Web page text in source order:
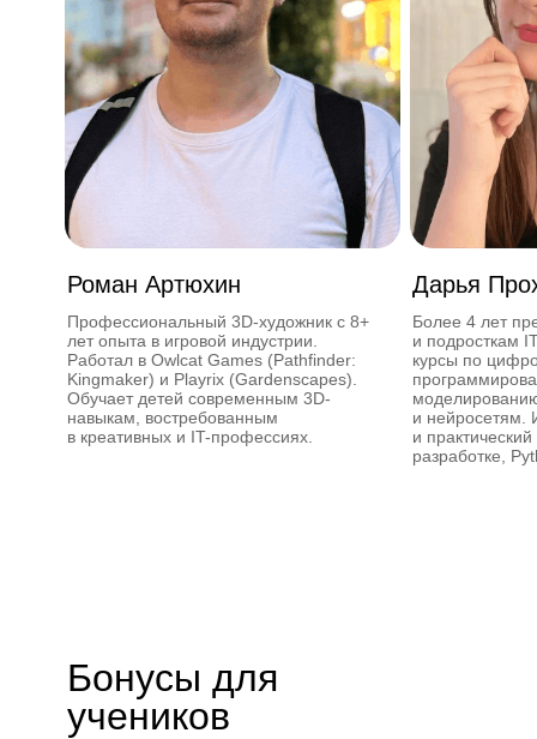
Роман Артюхин
Профессиональный 3D-художник с 8+
лет опыта в игровой индустрии.
Работал в Owlcat Games (Pathfinder:
Kingmaker) и Playrix (Gardenscapes).
Обучает детей современным 3D-
навыкам, востребованным
в креативных и IT-профессиях.
Дарья
Более 4 лет
и подросткам
курсы по
и нейросетям.
и
разработке,
Бонусы для
учеников